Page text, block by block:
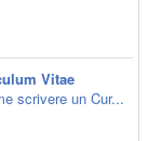
Vitae
scrivere un Cur...